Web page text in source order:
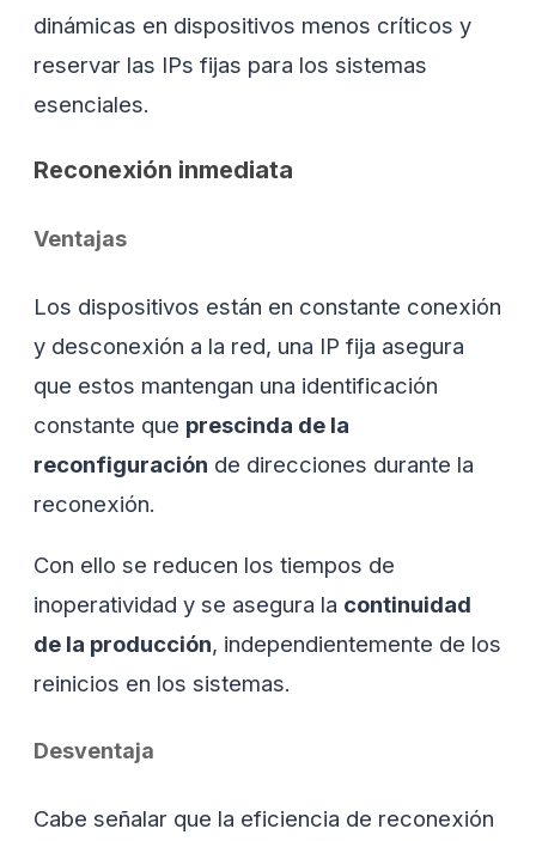
dinámicas en dispositivos menos críticos y
reservar las IPs fijas para los sistemas
esenciales.
Reconexión inmediata
Ventajas
Los dispositivos están en constante conexión
y desconexión a la red, una IP fija asegura
que estos mantengan una identificación
constante que prescinda de la
reconfiguración de direcciones durante la
reconexión.
Con ello se reducen los tiempos de
inoperatividad y se asegura la continuidad
de la producción, independientemente de los
reinicios en los sistemas.
Desventaja
Cabe señalar que la eficiencia de reconexión